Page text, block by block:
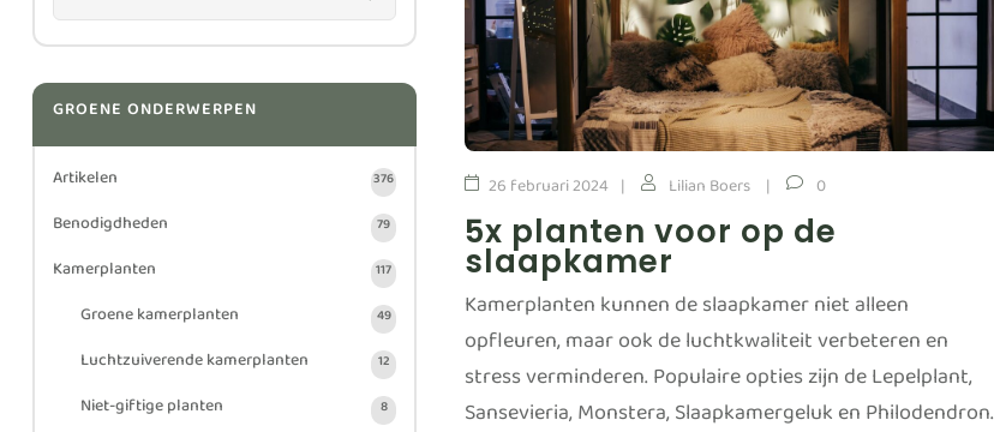
26 februari 2024 Lilian Boers 0
5x planten voor op de
slaapkamer
Kamerplanten kunnen de slaapkamer niet alleen
opfleuren, maar ook de luchtkwaliteit verbeteren en
stress verminderen. Populaire opties zijn de Lepelplant,
Sansevieria, Monstera, Slaapkamergeluk en Philodendron.
GROENE ONDERWERPEN
Artikelen
376
Benodigdheden 79
Kamerplanten 117
Groene kamerplanten 49
Luchtzuiverende kamerplanten 12
Niet-giftige planten 8